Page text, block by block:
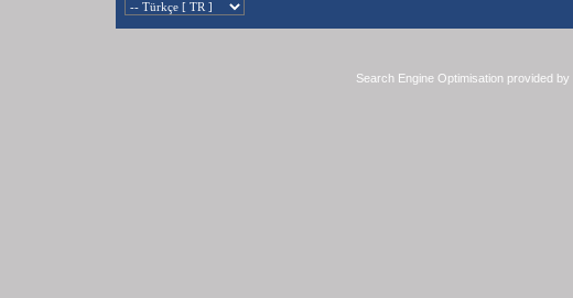
Search Engine Optimisation provided by